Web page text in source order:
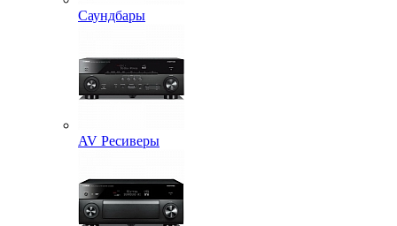
Саундбары
AV Ресиверы